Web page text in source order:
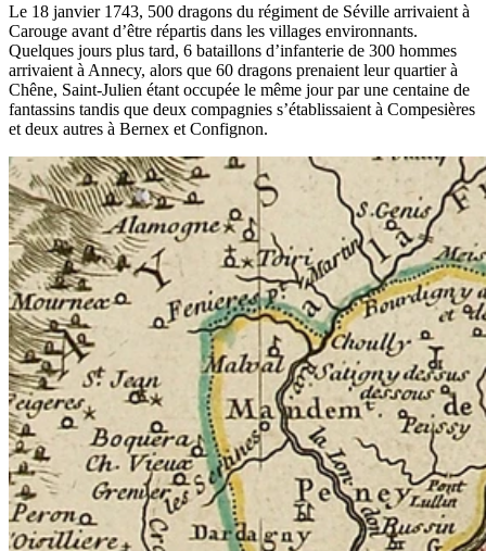
Le 18 janvier 1743, 500 dragons du régiment de Séville arrivaient à
Carouge avant d’être répartis dans les villages environnants.
Quelques jours plus tard, 6 bataillons d’infanterie de 300 hommes
arrivaient à Annecy, alors que 60 dragons prenaient leur quartier à
Chêne, Saint-Julien étant occupée le même jour par une centaine de
fantassins tandis que deux compagnies s’établissaient à Compesières
et deux autres à Bernex et Confignon.